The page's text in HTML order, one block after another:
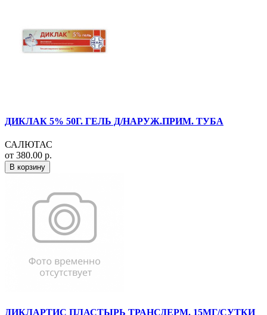
ДИКЛАК 5% 50Г. ГЕЛЬ Д/НАРУЖ.ПРИМ. ТУБА
САЛЮТАС
от 380.00 р.
В корзину
ДИКЛАРТИС ПЛАСТЫРЬ ТРАНСДЕРМ. 15МГ/СУТКИ